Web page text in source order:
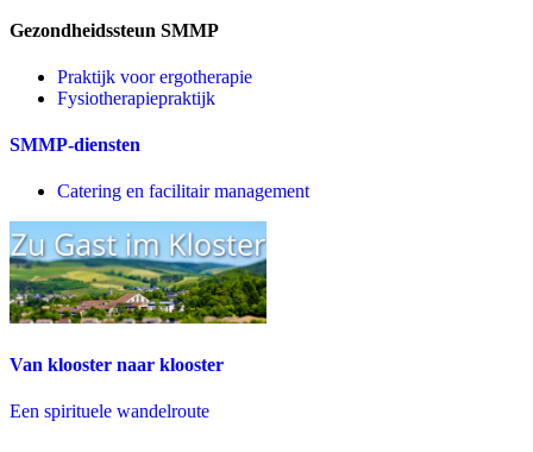
Gezondheidssteun SMMP
Praktijk voor ergotherapie
Fysiotherapiepraktijk
SMMP-diensten
Catering en facilitair management
Van klooster naar klooster
Een spirituele wandelroute